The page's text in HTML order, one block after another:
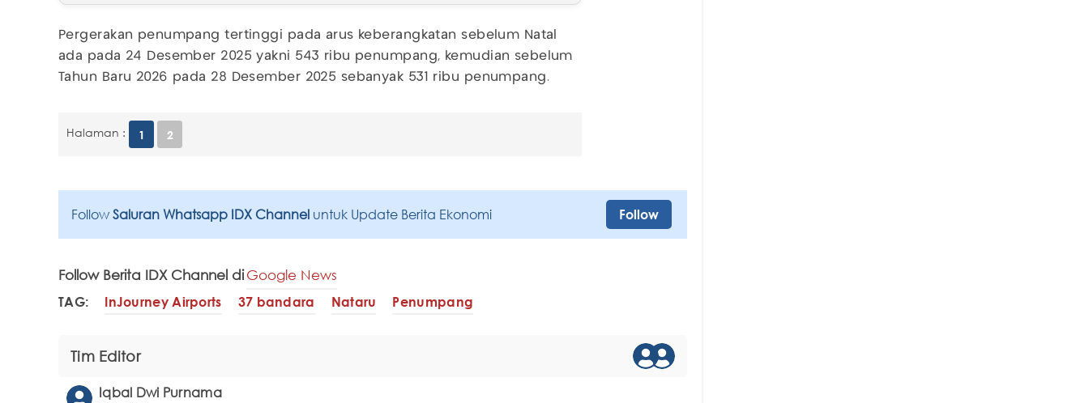
Pergerakan penumpang tertinggi pada arus keberangkatan sebelum Natal
ada pada 24 Desember 2025 yakni 543 ribu penumpang, kemudian sebelum
Tahun Baru 2026 pada 28 Desember 2025 sebanyak 531 ribu penumpang.
Halaman : 1 2
Follow Saluran Whatsapp IDX Channel untuk Update Berita Ekonomi Follow
Follow Berita IDX Channel diGoogle News
TAG: InJourney Airports 37 bandara Nataru Penumpang
Tim Editor
Iqbal Dwi Purnama